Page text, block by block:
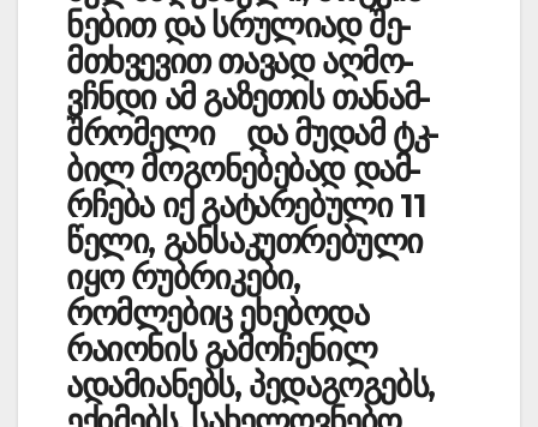
ნებით და სრულიად შე­
მთხვე­ვით თავად აღ­მო­
ვჩნდი ამ გაზეთის თა­ნა­მ­
შრომელი და მუდამ ტკ­
ბილ მო­გონებებად დამ­
რჩება იქ გატარებული 11
წელი, განსა­კუთრებული
იყო რუ­ბრი­კები,
რომლებიც ეხებოდა
რაიონის გამ­ოჩენილ
ადამიანებს, პედაგოგებს,